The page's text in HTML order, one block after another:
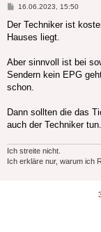
Beitrag
16.06.2023, 15:50
Der Techniker ist
Hauses liegt.
Aber sinnvoll ist bei
Sendern kein EPG
schon.
Dann sollten die das
auch der Techniker tun.
Ich streite nicht.
Ich erkläre nur, warum ich